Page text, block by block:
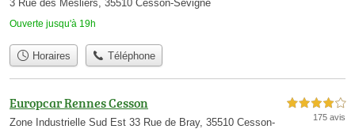
3 Rue des Mesliers, 35510 Cesson-Sévigné
Ouverte jusqu'à 19h
Horaires Téléphone
Europcar Rennes Cesson
Zone Industrielle Sud Est 33 Rue de Bray, 35510 Cesson-
4,0 étoiles sur 5
175 avis